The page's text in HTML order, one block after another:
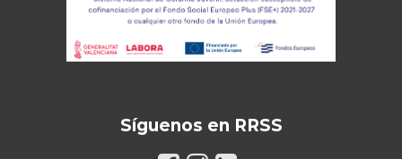
Síguenos en RRSS